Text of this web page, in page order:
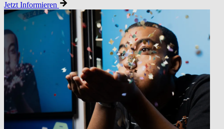
Jetzt Informieren